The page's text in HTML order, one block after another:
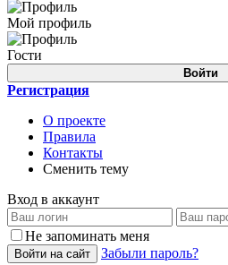
Мой профиль
Гости
Войти
Регистрация
О проекте
Правила
Контакты
Сменить тему
Вход в аккаунт
Не запоминать меня
Войти на сайт Забыли пароль?